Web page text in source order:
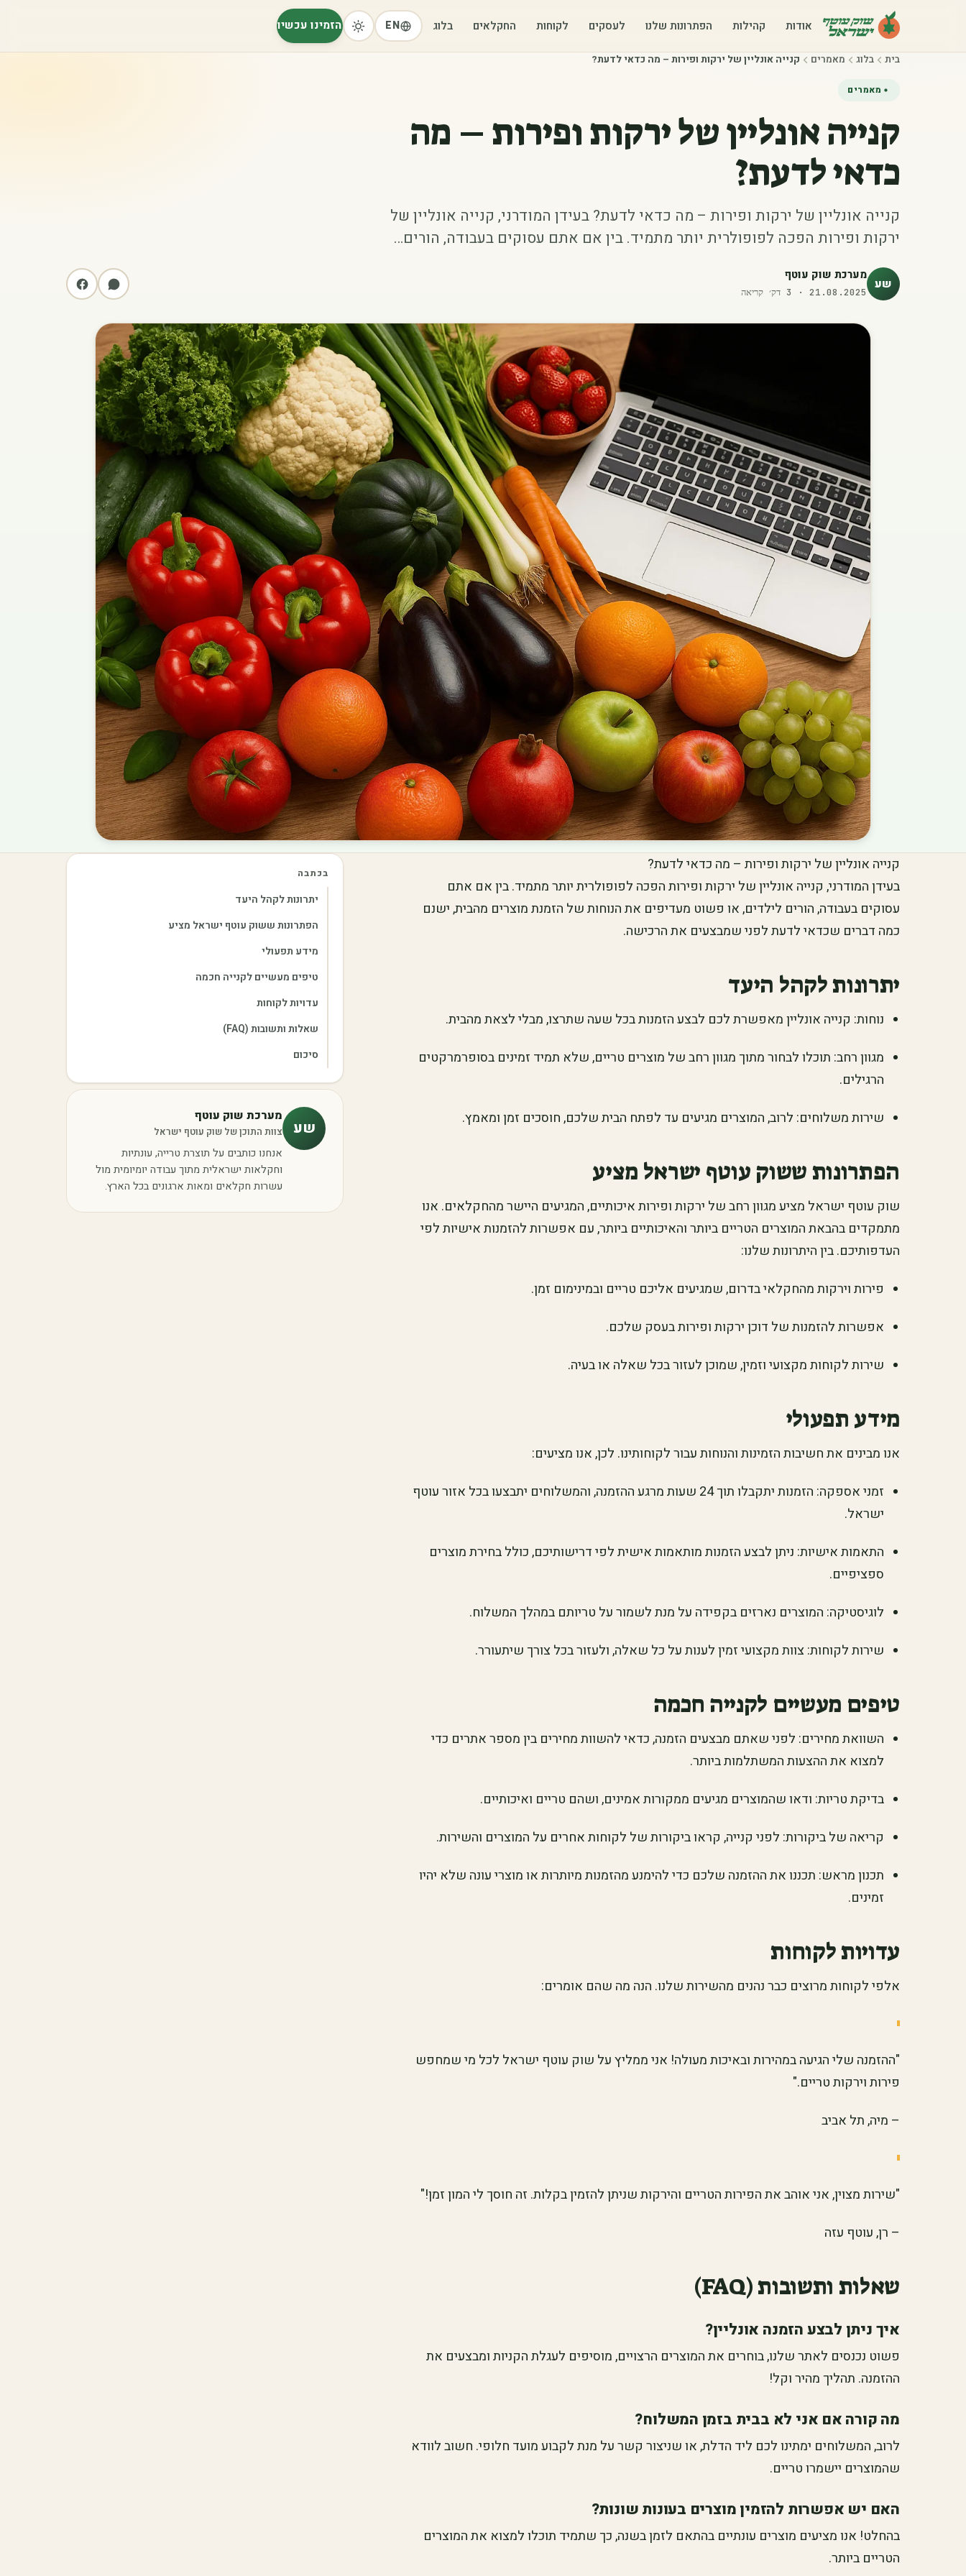
אודות קהילות הפתרונות שלנו לעסקים לקוחות החקלאים בלוג EN הזמינו עכשיו
בית בלוג מאמרים קנייה אונליין של ירקות ופירות – מה כדאי לדעת?
מאמרים
קנייה אונליין של ירקות ופירות – מה
כדאי לדעת?
קנייה אונליין של ירקות ופירות – מה כדאי לדעת? בעידן המודרני, קנייה אונליין של
ירקות ופירות הפכה לפופולרית יותר מתמיד. בין אם אתם עסוקים בעבודה, הורים…
שע מערכת שוק עוטף
21.08.2025
·
3 דק׳ קריאה
קנייה אונליין של ירקות ופירות – מה כדאי לדעת?
בעידן המודרני, קנייה אונליין של ירקות ופירות הפכה לפופולרית יותר מתמיד. בין אם אתם
עסוקים בעבודה, הורים לילדים, או פשוט מעדיפים את הנוחות של הזמנת מוצרים מהבית, ישנם
כמה דברים שכדאי לדעת לפני שמבצעים את הרכישה.
יתרונות לקהל היעד
נוחות: קנייה אונליין מאפשרת לכם לבצע הזמנות בכל שעה שתרצו, מבלי לצאת מהבית.
מגוון רחב: תוכלו לבחור מתוך מגוון רחב של מוצרים טריים, שלא תמיד זמינים בסופרמרקטים
הרגילים.
שירות משלוחים: לרוב, המוצרים מגיעים עד לפתח הבית שלכם, חוסכים זמן ומאמץ.
הפתרונות ששוק עוטף ישראל מציע
שוק עוטף ישראל מציע מגוון רחב של ירקות ופירות איכותיים, המגיעים היישר מהחקלאים. אנו
מתמקדים בהבאת המוצרים הטריים ביותר והאיכותיים ביותר, עם אפשרות להזמנות אישיות לפי
העדפותיכם. בין היתרונות שלנו:
פירות וירקות מהחקלאי בדרום, שמגיעים אליכם טריים ובמינימום זמן.
אפשרות להזמנות של דוכן ירקות ופירות בעסק שלכם.
שירות לקוחות מקצועי וזמין, שמוכן לעזור בכל שאלה או בעיה.
מידע תפעולי
אנו מבינים את חשיבות הזמינות והנוחות עבור לקוחותינו. לכן, אנו מציעים:
זמני אספקה: הזמנות יתקבלו תוך 24 שעות מרגע ההזמנה, והמשלוחים יתבצעו בכל אזור עוטף
ישראל.
התאמות אישיות: ניתן לבצע הזמנות מותאמות אישית לפי דרישותיכם, כולל בחירת מוצרים
ספציפיים.
לוגיסטיקה: המוצרים נארזים בקפידה על מנת לשמור על טריותם במהלך המשלוח.
שירות לקוחות: צוות מקצועי זמין לענות על כל שאלה, ולעזור בכל צורך שיתעורר.
טיפים מעשיים לקנייה חכמה
השוואת מחירים: לפני שאתם מבצעים הזמנה, כדאי להשוות מחירים בין מספר אתרים כדי
למצוא את ההצעות המשתלמות ביותר.
בדיקת טריות: ודאו שהמוצרים מגיעים ממקורות אמינים, ושהם טריים ואיכותיים.
קריאה של ביקורות: לפני קנייה, קראו ביקורות של לקוחות אחרים על המוצרים והשירות.
תכנון מראש: תכננו את ההזמנה שלכם כדי להימנע מהזמנות מיותרות או מוצרי עונה שלא יהיו
זמינים.
עדויות לקוחות
אלפי לקוחות מרוצים כבר נהנים מהשירות שלנו. הנה מה שהם אומרים:
"ההזמנה שלי הגיעה במהירות ובאיכות מעולה! אני ממליץ על שוק עוטף ישראל לכל מי שמחפש
פירות וירקות טריים."
– מיה, תל אביב
"שירות מצוין, אני אוהב את הפירות הטריים והירקות שניתן להזמין בקלות. זה חוסך לי המון זמן!"
– רן, עוטף עזה
שאלות ותשובות (FAQ)
איך ניתן לבצע הזמנה אונליין?
פשוט נכנסים לאתר שלנו, בוחרים את המוצרים הרצויים, מוסיפים לעגלת הקניות ומבצעים את
ההזמנה. תהליך מהיר וקל!
מה קורה אם אני לא בבית בזמן המשלוח?
לרוב, המשלוחים ימתינו לכם ליד הדלת, או שניצור קשר על מנת לקבוע מועד חלופי. חשוב לוודא
שהמוצרים יישמרו טריים.
האם יש אפשרות להזמין מוצרים בעונות שונות?
בהחלט! אנו מציעים מוצרים עונתיים בהתאם לזמן בשנה, כך שתמיד תוכלו למצוא את המוצרים
הטריים ביותר.
בכתבה
יתרונות לקהל היעד
הפתרונות ששוק עוטף ישראל מציע
מידע תפעולי
טיפים מעשיים לקנייה חכמה
עדויות לקוחות
שאלות ותשובות (FAQ)
סיכום
שע
מערכת שוק עוטף
צוות התוכן של שוק עוטף ישראל
אנחנו כותבים על תוצרת טרייה, עונתיות
וחקלאות ישראלית מתוך עבודה יומיומית מול
עשרות חקלאים ומאות ארגונים בכל הארץ.